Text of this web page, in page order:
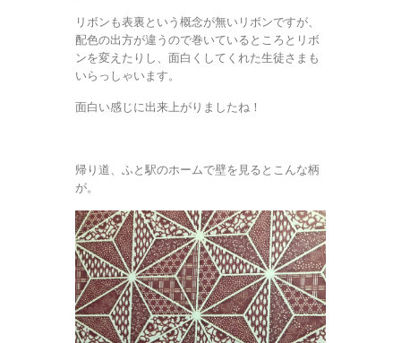
リボンも表裏という概念が無いリボンですが、
配色の出方が違うので巻いているところとリボ
ンを変えたりし、面白くしてくれた生徒さまも
いらっしゃいます。
面白い感じに出来上がりましたね！
帰り道、ふと駅のホームで壁を見るとこんな柄
が。